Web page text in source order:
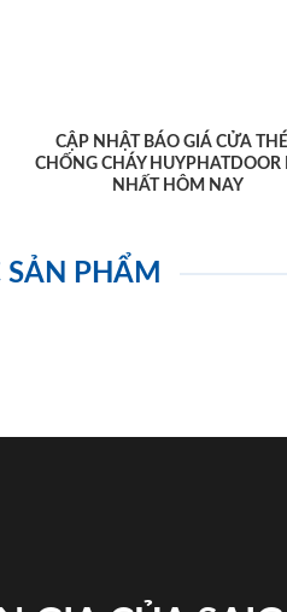
CẬP NHẬT BÁO GIÁ CỬA
CHỐNG CHÁY HUYPHATDOOR
NHẤT HÔM NAY
PHẨM